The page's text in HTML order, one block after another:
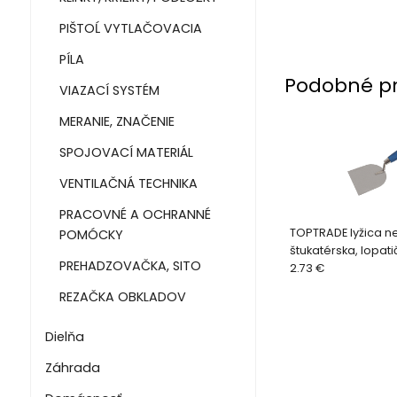
PIŠTOĹ VYTLAČOVACIA
PÍLA
VIAZACÍ SYSTÉM
MERANIE, ZNAČENIE
SPOJOVACÍ MATERIÁL
VENTILAČNÁ TECHNIKA
PRACOVNÉ A OCHRANNÉ
POMÓCKY
PREHADZOVAČKA, SITO
REZAČKA OBKLADOV
Dielňa
Záhrada
Podobné
TOPTRADE lyžica
štukatérska,
rukoväť, 120 x 100
2.73 €